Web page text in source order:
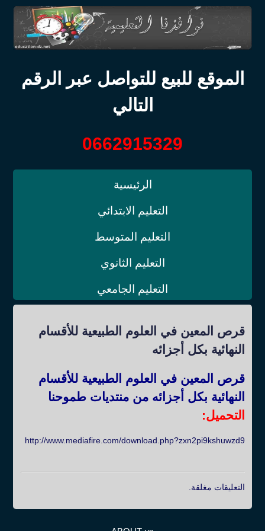
الموقع للبيع للتواصل عبر الرقم
التالي
0662915329
الرئيسية
التعليم الابتدائي
التعليم المتوسط
التعليم الثانوي
التعليم الجامعي
قرص المعين في العلوم الطبيعية للأقسام
النهائية بكل أجزائه
قرص المعين في العلوم الطبيعية للأقسام
النهائية بكل أجزائه من منتديات طموحنا
التحميل:
http://www.mediafire.com/download.php?zxn2pi9kshuwzd9
التعليقات مغلقة.